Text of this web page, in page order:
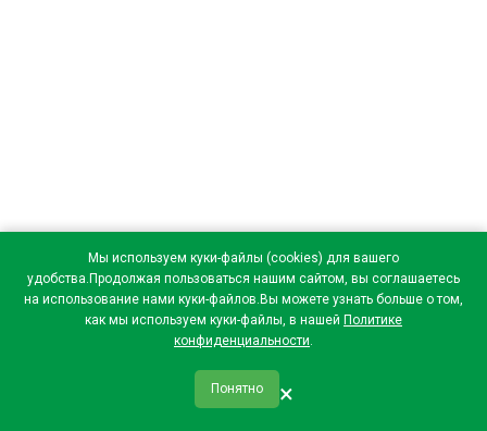
Мы используем куки-файлы (cookies) для вашего
удобства.Продолжая пользоваться нашим сайтом, вы соглашаетесь
на использование нами куки-файлов.Вы можете узнать больше о том,
как мы используем куки-файлы, в нашей Политике
конфиденциальности.
Понятно ×
qr_code